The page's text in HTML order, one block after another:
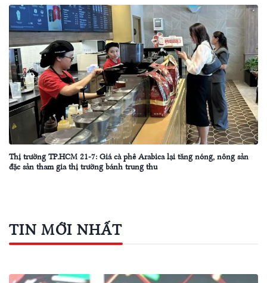
Thị trường TP.HCM 21-7: Giá cà phê Arabica lại tăng nóng, nông sản
đặc sản tham gia thị trường bánh trung thu
TIN MỚI NHẤT